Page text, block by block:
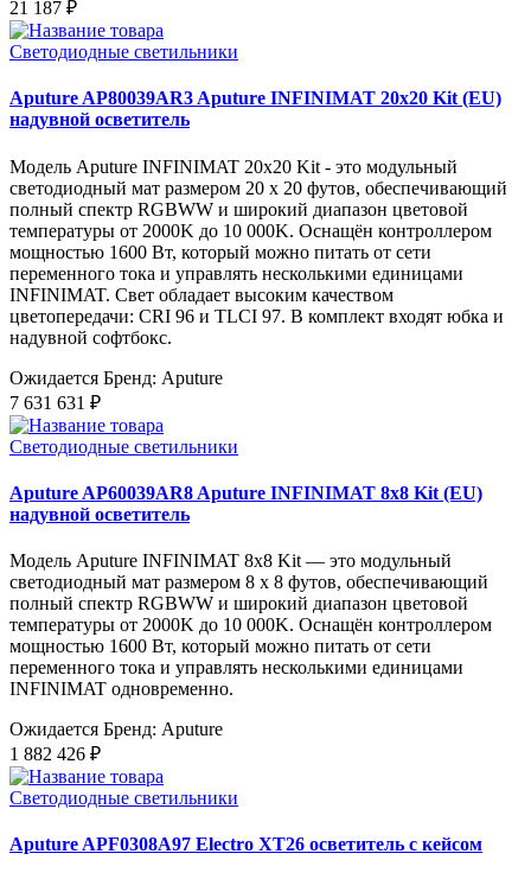
21 187 ₽
Светодиодные светильники
Aputure AP80039AR3 Aputure INFINIMAT 20x20 Kit (EU)
надувной осветитель
Модель Aputure INFINIMAT 20x20 Kit - это модульный
светодиодный мат размером 20 x 20 футов, обеспечивающий
полный спектр RGBWW и широкий диапазон цветовой
температуры от 2000K до 10 000K. Оснащён контроллером
мощностью 1600 Вт, который можно питать от сети
переменного тока и управлять несколькими единицами
INFINIMAT. Свет обладает высоким качеством
цветопередачи: CRI 96 и TLCI 97. В комплект входят юбка и
надувной софтбокс.
Ожидается Бренд: Aputure
7 631 631 ₽
Светодиодные светильники
Aputure AP60039AR8 Aputure INFINIMAT 8x8 Kit (EU)
надувной осветитель
Модель Aputure INFINIMAT 8x8 Kit — это модульный
светодиодный мат размером 8 x 8 футов, обеспечивающий
полный спектр RGBWW и широкий диапазон цветовой
температуры от 2000K до 10 000K. Оснащён контроллером
мощностью 1600 Вт, который можно питать от сети
переменного тока и управлять несколькими единицами
INFINIMAT одновременно.
Ожидается Бренд: Aputure
1 882 426 ₽
Светодиодные светильники
Aputure APF0308A97 Electro XT26 осветитель с кейсом